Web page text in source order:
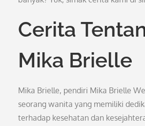
Cerita
Mika Brielle
Mika Brielle, pendiri Mika Brielle
seorang wanita yang memiliki
terhadap kesehatan dan